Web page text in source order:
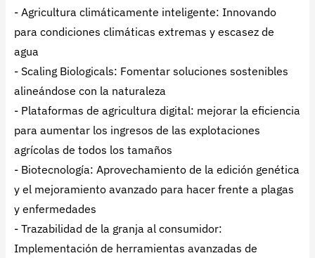
- Agricultura climáticamente inteligente: Innovando
para condiciones climáticas extremas y escasez de
agua
- Scaling Biologicals: Fomentar soluciones sostenibles
alineándose con la naturaleza
- Plataformas de agricultura digital: mejorar la eficiencia
para aumentar los ingresos de las explotaciones
agrícolas de todos los tamaños
- Biotecnología: Aprovechamiento de la edición genética
y el mejoramiento avanzado para hacer frente a plagas
y enfermedades
- Trazabilidad de la granja al consumidor:
Implementación de herramientas avanzadas de